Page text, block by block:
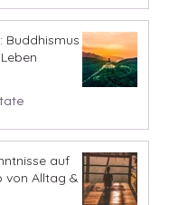
Buddhismus
auf
von Alltag &